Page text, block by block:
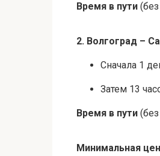
Время в пути
2. Волгоград –
Сначала 1
Затем 13
Время в пути
Минимальная